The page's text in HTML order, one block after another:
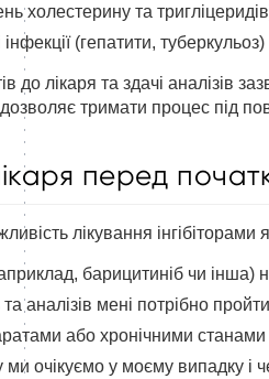
холестерину та
(гепатити,
до лікаря та здачі аналізів
тримати процес під
перед
лікування інгібіторами
барицитиніб чи інша)
аналізів мені потрібно
або хронічними станами
ми очікуємо у моєму випадку і